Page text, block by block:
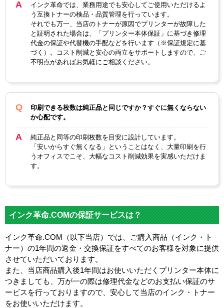
インク革命では、業務用途でも安心してご使用いただけるよ
う互換トナーの検品・品質管理を行っています。
それでも万一、当店のトナーが原因でプリンターが故障した
と証明された場合は、「プリンター本体保証」に基づき修理
代金の保証や代替機の手配などを行います（※保証規定に基
づく）。コスト削減と安心の両立をサポートしますので、ご
不明点があればお気軽にご相談ください。
印刷できる枚数は純正品と同じですか？すぐに無くならない
か心配です。
純正品と同等の印刷枚数を目安に設計しています。
「安いからすぐ無くなる」ということはなく、大量印刷を行
うオフィスでこそ、大幅なコスト削減効果を実感いただけま
す。
インク革命.COMの保証サービスは？
インク革命.COM（以下当店）では、ご購入商品（インク・ト
ナー）の1年間の返金・交換保証をすべてのお客様を対象に提供
させていただいております。
また、当店商品購入後1年間はお使いいただくプリンター本体に
つきましても、万が一の際は修理代金などのお支払い保証のサ
ービスを行っておりますので、安心して当店のインク・トナー
をお使いいただけます。